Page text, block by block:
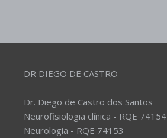
DR DIEGO DE CASTRO
Dr. Diego de Castro dos Santos
Neurofisiologia clínica - RQE 74154
Neurologia - RQE 74153